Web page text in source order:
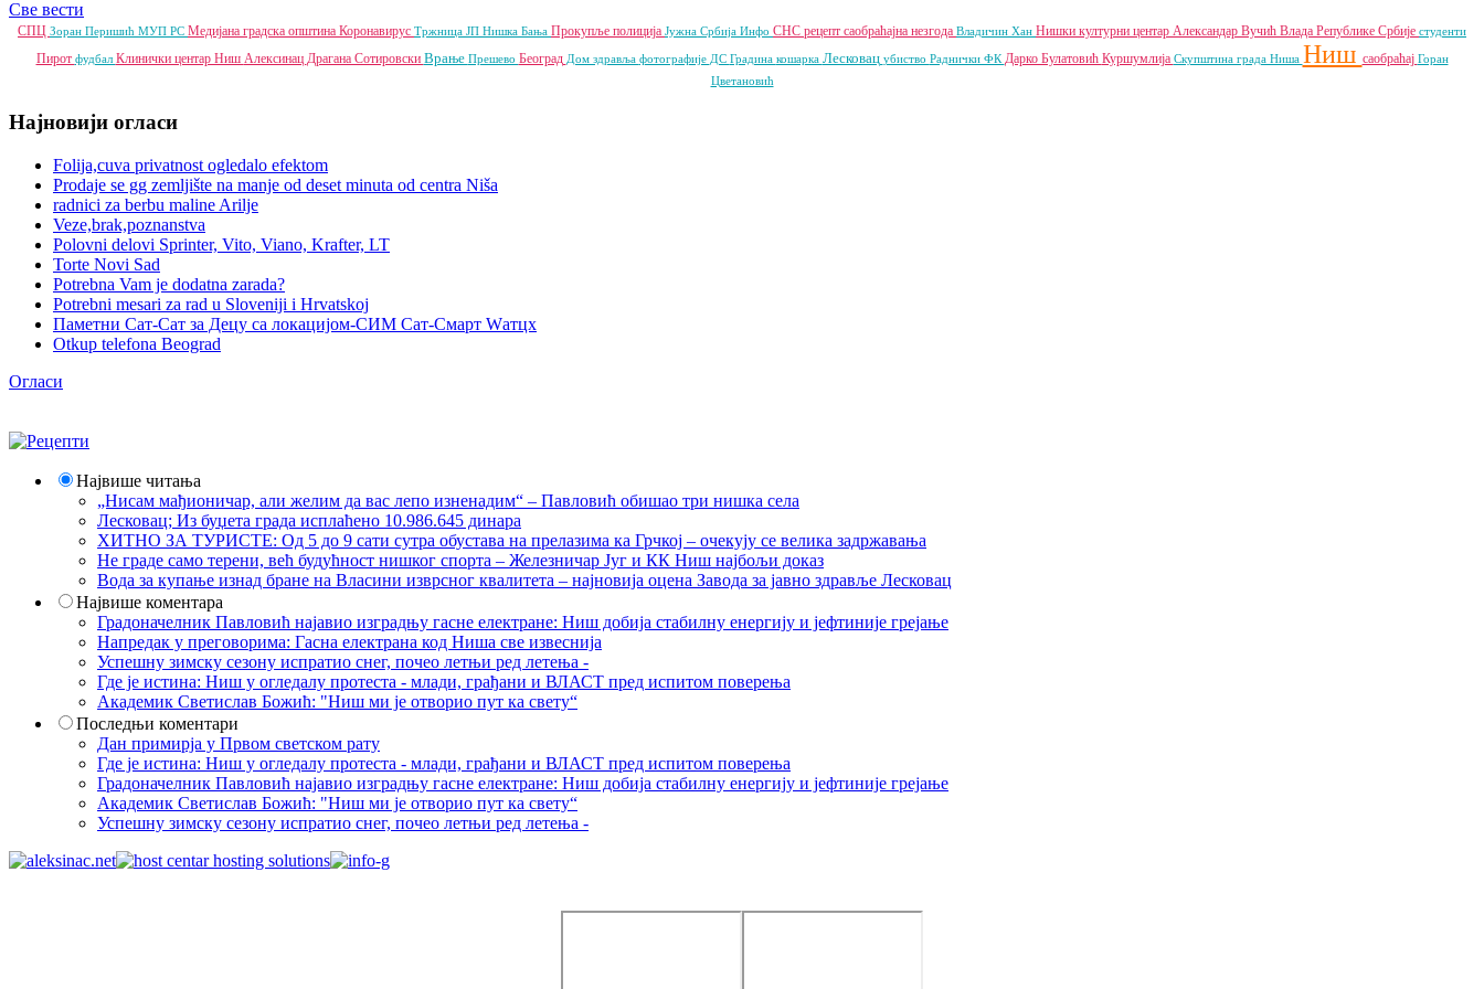
Све вести
СПЦ Зоран Перишић МУП РС Медијана градска општина Коронавирус Тржница ЈП Нишка Бања Прокупље полиција Јужна Србија Инфо СНС рецепт саобраћајна незгода Владичин Хан Нишки културни центар Александар Вучић Влада Републике Србије студенти
Пирот фудбал Клинички центар Ниш Алексинац Драгана Сотировски Врање Прешево Београд Дом здравља фотографије ДС Градина кошарка Лесковац убиство Раднички ФК Дарко Булатовић Куршумлија Скупштина града Ниша Ниш саобраћај Горан
Цветановић
Најновији огласи
Folija,cuva privatnost ogledalo efektom
Prodaje se gg zemljište na manje od deset minuta od centra Niša
radnici za berbu maline Arilje
Veze,brak,poznanstva
Polovni delovi Sprinter, Vito, Viano, Krafter, LT
Torte Novi Sad
Potrebna Vam je dodatna zarada?
Potrebni mesari za rad u Sloveniji i Hrvatskoj
Паметни Сат-Сат за Децу са локацијом-СИМ Сат-Смарт Wатцх
Otkup telefona Beograd
Огласи
Највише читања
„Нисам мађионичар, али желим да вас лепо изненадим“ – Павловић обишао три нишка села
Лесковац; Из буџета града исплаћено 10.986.645 динара
ХИТНО ЗА ТУРИСТЕ: Од 5 до 9 сати сутра обустава на прелазима ка Грчкој – очекују се велика задржавања
Не граде само терени, већ будућност нишког спорта – Железничар Југ и КК Ниш најбољи доказ
Вода за купање изнад бране на Власини изврсног квалитета – најновија оцена Завода за јавно здравље Лесковац
Највише коментара
Градоначелник Павловић најавио изградњу гасне електране: Ниш добија стабилну енергију и јефтиније грејање
Напредак у преговорима: Гасна електрана код Ниша све извеснија
Успешну зимску сезону испратио снег, почео летњи ред летења -
Где је истина: Ниш у огледалу протеста - млади, грађани и ВЛАСТ пред испитом поверења
Академик Светислав Божић: "Ниш ми је отворио пут ка свету“
Последњи коментари
Дан примирја у Првом светском рату
Где је истина: Ниш у огледалу протеста - млади, грађани и ВЛАСТ пред испитом поверења
Градоначелник Павловић најавио изградњу гасне електране: Ниш добија стабилну енергију и јефтиније грејање
Академик Светислав Божић: "Ниш ми је отворио пут ка свету“
Успешну зимску сезону испратио снег, почео летњи ред летења -